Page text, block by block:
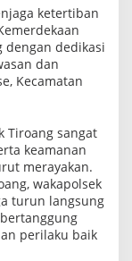
ketertiban
dengan dedikasi
dan
Kecamatan
Tiroang sangat
keamanan
merayakan.
wakapolsek
turun langsung
perilaku baik